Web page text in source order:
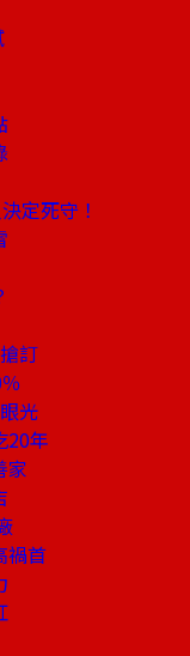
定死守！
訂
光
20年
家
禍首